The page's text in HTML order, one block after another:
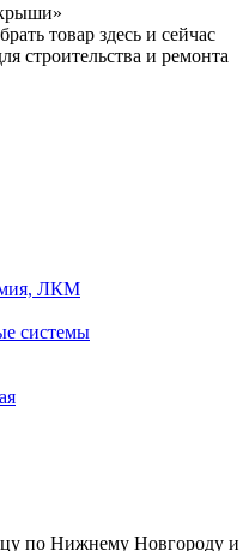
товар здесь и сейчас
строительства и ремонта
ЛКМ
системы
по Нижнему Новгороду и